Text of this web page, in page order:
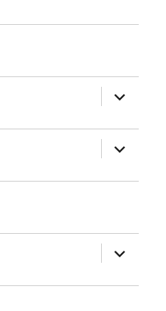
anzeigen
anzeigen
anzeigen